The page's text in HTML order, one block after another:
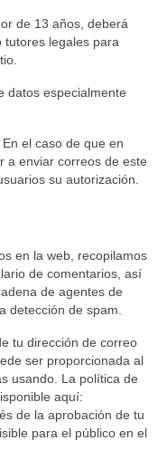
de 13 años, deberá
tutores legales para
datos especialmente
el caso de que en
a enviar correos de este
su autorización.
en la web, recopilamos
de comentarios, así
de agentes de
detección de spam.
tu dirección de correo
ser proporcionada al
usando. La política de
aquí:
de la aprobación de tu
para el público en el